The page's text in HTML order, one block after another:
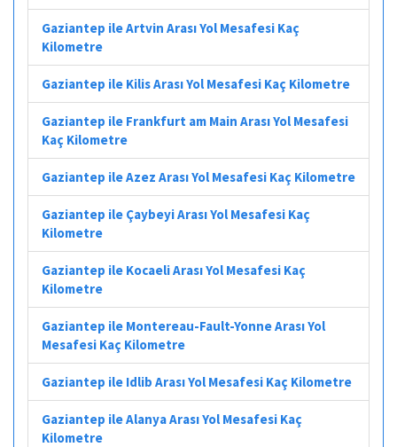
Gaziantep ile Artvin Arası Yol Mesafesi Kaç
Kilometre
Gaziantep ile Kilis Arası Yol Mesafesi Kaç Kilometre
Gaziantep ile Frankfurt am Main Arası Yol Mesafesi
Kaç Kilometre
Gaziantep ile Azez Arası Yol Mesafesi Kaç Kilometre
Gaziantep ile Çaybeyi Arası Yol Mesafesi Kaç
Kilometre
Gaziantep ile Kocaeli Arası Yol Mesafesi Kaç
Kilometre
Gaziantep ile Montereau-Fault-Yonne Arası Yol
Mesafesi Kaç Kilometre
Gaziantep ile Idlib Arası Yol Mesafesi Kaç Kilometre
Gaziantep ile Alanya Arası Yol Mesafesi Kaç
Kilometre